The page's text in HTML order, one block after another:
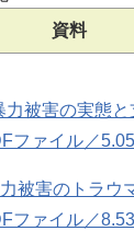
資料
力被害の実態と
ファイル／
被害のトラウ
ファイル／